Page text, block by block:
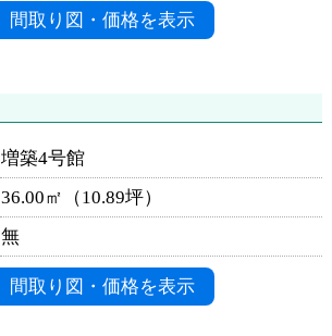
間取り図・価格を表示
増築4号館
36.00㎡（10.89坪）
無
間取り図・価格を表示